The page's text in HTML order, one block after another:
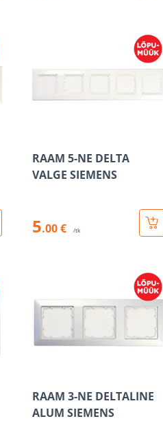
RAAM 5-NE DELTA
VALGE SIEMENS
5.00 € /tk
RAAM 3-NE DELTALINE
ALUM SIEMENS